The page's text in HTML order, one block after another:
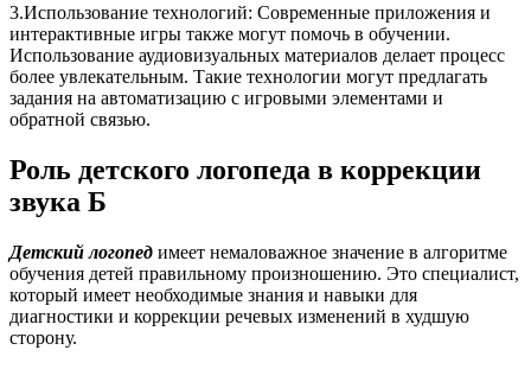
3.Использование технологий: Современные приложения и
интерактивные игры также могут помочь в обучении.
Использование аудиовизуальных материалов делает процесс
более увлекательным. Такие технологии могут предлагать
задания на автоматизацию с игровыми элементами и
обратной связью.
Роль детского логопеда в коррекции
звука Б
Детский логопед имеет немаловажное значение в алгоритме
обучения детей правильному произношению. Это специалист,
который имеет необходимые знания и навыки для
диагностики и коррекции речевых изменений в худшую
сторону.